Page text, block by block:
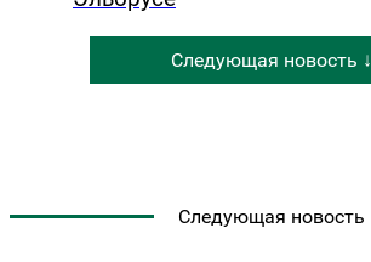
Следующая новость ↓
Следующая новость